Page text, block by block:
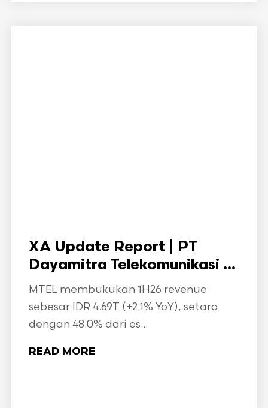
XA Update Report | PT
Dayamitra Telekomunikasi ...
MTEL membukukan 1H26 revenue
sebesar IDR 4.69T (+2.1% YoY), setara
dengan 48.0% dari es...
READ MORE